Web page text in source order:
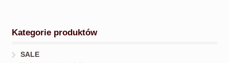
Kategorie produktów
SALE